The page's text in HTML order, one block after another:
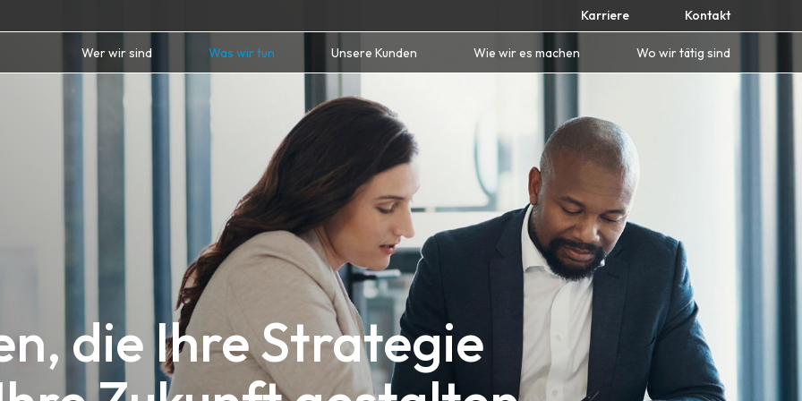
Karriere Kontakt
Wer wir sind Was wir tun Unsere Kunden Wie wir es machen Wo wir tätig sind
die Ihre Strategie